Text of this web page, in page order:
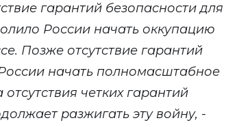
гарантий безопасности для
России начать оккупацию
Позже отсутствие гарантий
начать полномасштабное
четких гарантий
разжигать эту войну, -